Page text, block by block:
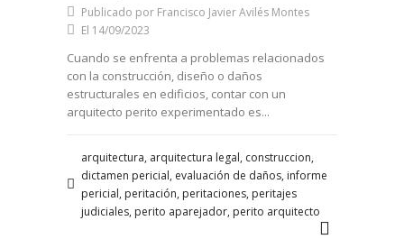
Publicado por Francisco Javier Avilés Montes
El 14/09/2023
Cuando se enfrenta a problemas relacionados
con la construcción, diseño o daños
estructurales en edificios, contar con un
arquitecto perito experimentado es...
arquitectura, arquitectura legal, construccion,
dictamen pericial, evaluación de daños, informe
pericial, peritación, peritaciones, peritajes
judiciales, perito aparejador, perito arquitecto